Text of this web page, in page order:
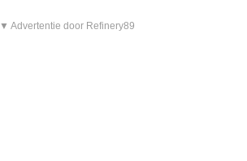
▼ Advertentie door Refinery89